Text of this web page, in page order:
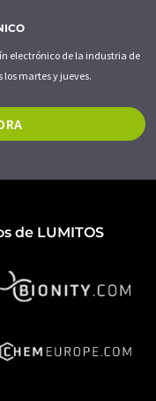
electrónico de la industria de
martes y jueves.
de LUMITOS